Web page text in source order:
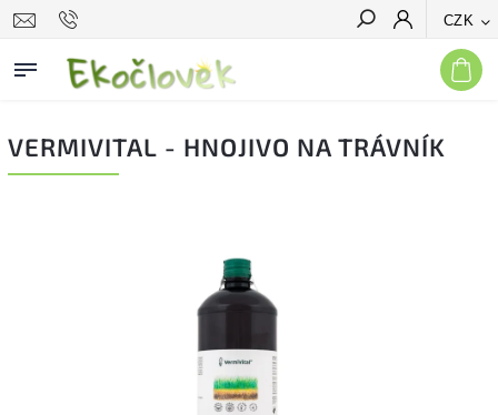
CZK
Hledat
VERMIVITAL - HNOJIVO NA TRÁVNÍK